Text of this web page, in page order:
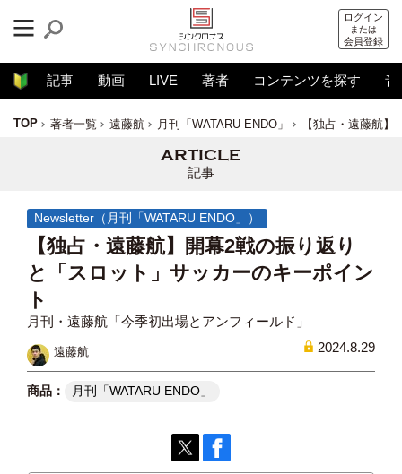
ログイン
または
会員登録
記事 動画 LIVE 著者 コンテンツを探す 音
TOP 著者一覧 遠藤航 月刊「WATARU ENDO」 【独占・遠藤航
記事
Newsletter（月刊「WATARU ENDO」）
【独占・遠藤航】開幕2戦の振り返り
と「スロット」サッカーのキーポイン
ト
月刊・遠藤航「今季初出場とアンフィールド」
遠藤航 2024.8.29
月刊「WATARU ENDO」